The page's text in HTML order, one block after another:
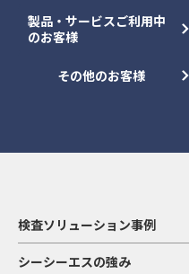
製品・サービスご利用中
のお客様
その他のお客様
検査ソリューション事例
シーシーエスの強み